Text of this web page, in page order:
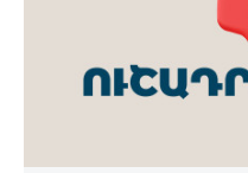
վճարահաշվարկային
Team Telecom
պայմանները